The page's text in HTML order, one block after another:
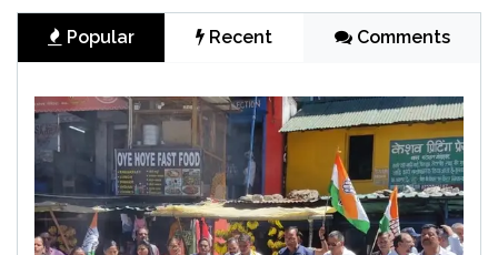
Popular Recent Comments